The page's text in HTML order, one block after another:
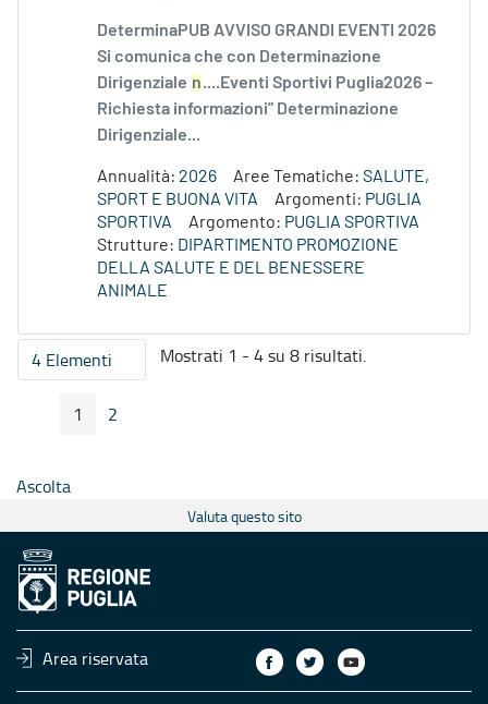
DeterminaPUB AVVISO GRANDI EVENTI 2026
Si comunica che con Determinazione
Dirigenziale n....Eventi Sportivi Puglia2026 –
Richiesta informazioni” Determinazione
Dirigenziale...
Annualità: 2026 Aree Tematiche: SALUTE,
SPORT E BUONA VITA
Argomenti: PUGLIA
SPORTIVA
Argomento: PUGLIA SPORTIVA
Strutture: DIPARTIMENTO PROMOZIONE
DELLA SALUTE E DEL BENESSERE
ANIMALE
4 ElementiPer pagina
Mostrati 1 - 4 su 8 risultati.
Pagina Precedente
Pagina
1 Pagina
2
Ascolta
Valuta questo sito
Area riservata